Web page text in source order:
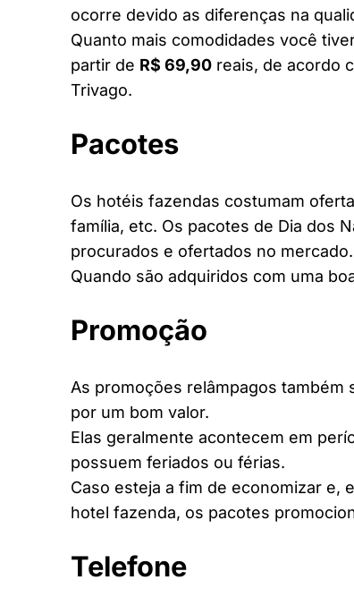
ocorre devido as diferenças na
Quanto mais comodidades você
partir de R$ 69,90 reais, de acordo
Trivago.
Pacotes
Os hotéis fazendas costumam
família, etc. Os pacotes de Dia dos
procurados e ofertados no mercado.
Quando são adquiridos com uma
Promoção
As promoções relâmpagos também
por um bom valor.
Elas geralmente acontecem em
possuem feriados ou férias.
Caso esteja a fim de economizar e,
hotel fazenda, os pacotes
Telefone